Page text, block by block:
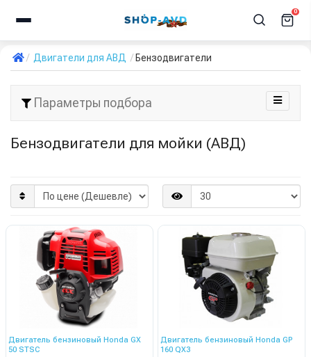
0
Двигатели для АВД Бензодвигатели
Параметры подбора
Бензодвигатели для мойки (АВД)
Двигатель бензиновый Honda GX
50 STSC
Двигатель бензиновый Honda GP
160 QX3